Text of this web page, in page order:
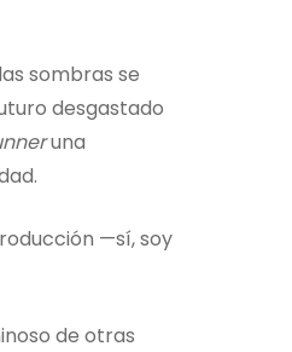
sombras se
desgastado
una
—sí, soy
de otras